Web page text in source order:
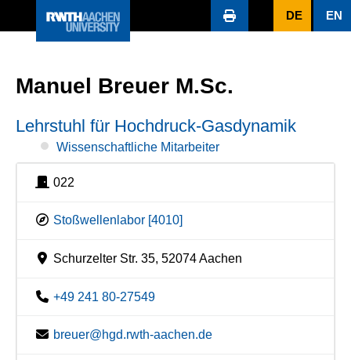
DE EN
Manuel Breuer M.Sc.
Lehrstuhl für Hochdruck-Gasdynamik
Wissenschaftliche Mitarbeiter
022
Stoßwellenlabor [4010]
Schurzelter Str. 35, 52074 Aachen
+49 241 80-27549
breuer@hgd.rwth-aachen.de